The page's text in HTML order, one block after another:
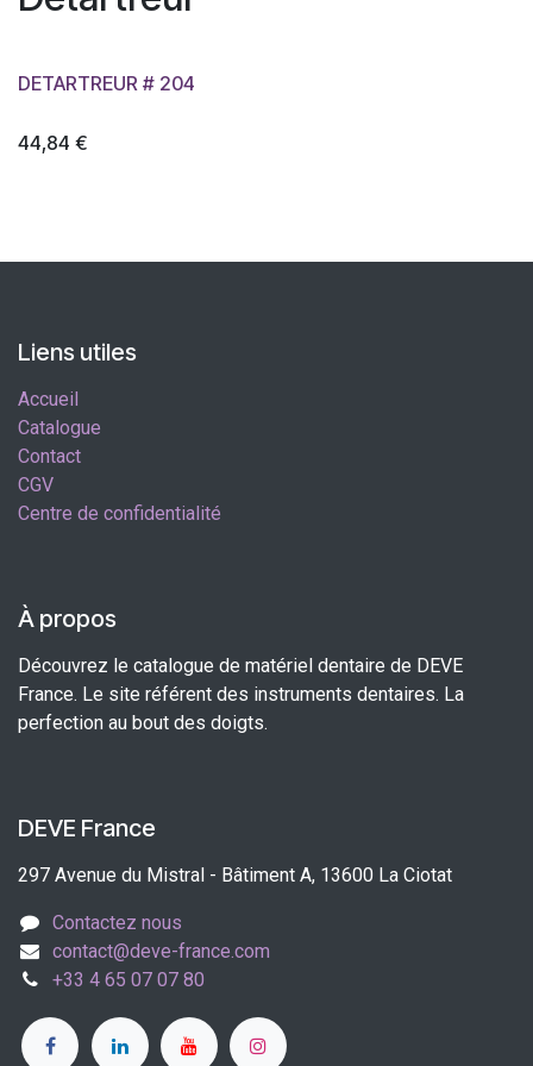
DETARTREUR # 204
44,84 €
Liens utiles
Accueil
Catalogue
Contact
CGV
Centre de confidentialité
À propos
Découvrez le catalogue de matériel dentaire de DEVE
France. Le site référent des instruments dentaires. La
perfection au bout des doigts.
DEVE France
297 Avenue du Mistral - Bâtiment A, 13600 La Ciotat
Contactez nous
contact@deve-france.com
+33 4 65 07 07 80